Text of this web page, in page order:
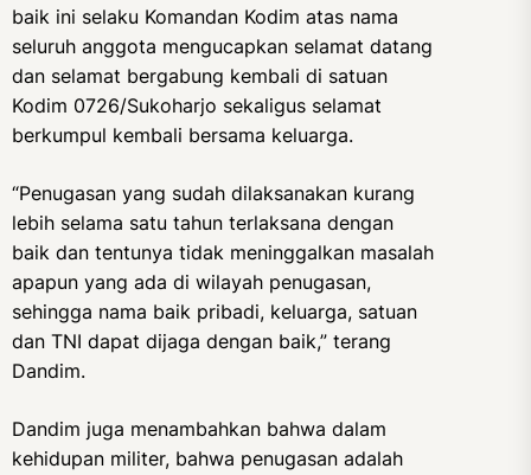
baik ini selaku Komandan Kodim atas nama
seluruh anggota mengucapkan selamat datang
dan selamat bergabung kembali di satuan
Kodim 0726/Sukoharjo sekaligus selamat
berkumpul kembali bersama keluarga.
“Penugasan yang sudah dilaksanakan kurang
lebih selama satu tahun terlaksana dengan
baik dan tentunya tidak meninggalkan masalah
apapun yang ada di wilayah penugasan,
sehingga nama baik pribadi, keluarga, satuan
dan TNI dapat dijaga dengan baik,” terang
Dandim.
Dandim juga menambahkan bahwa dalam
kehidupan militer, bahwa penugasan adalah